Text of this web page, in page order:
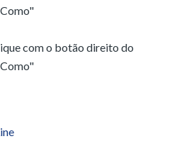
com o botão direito do